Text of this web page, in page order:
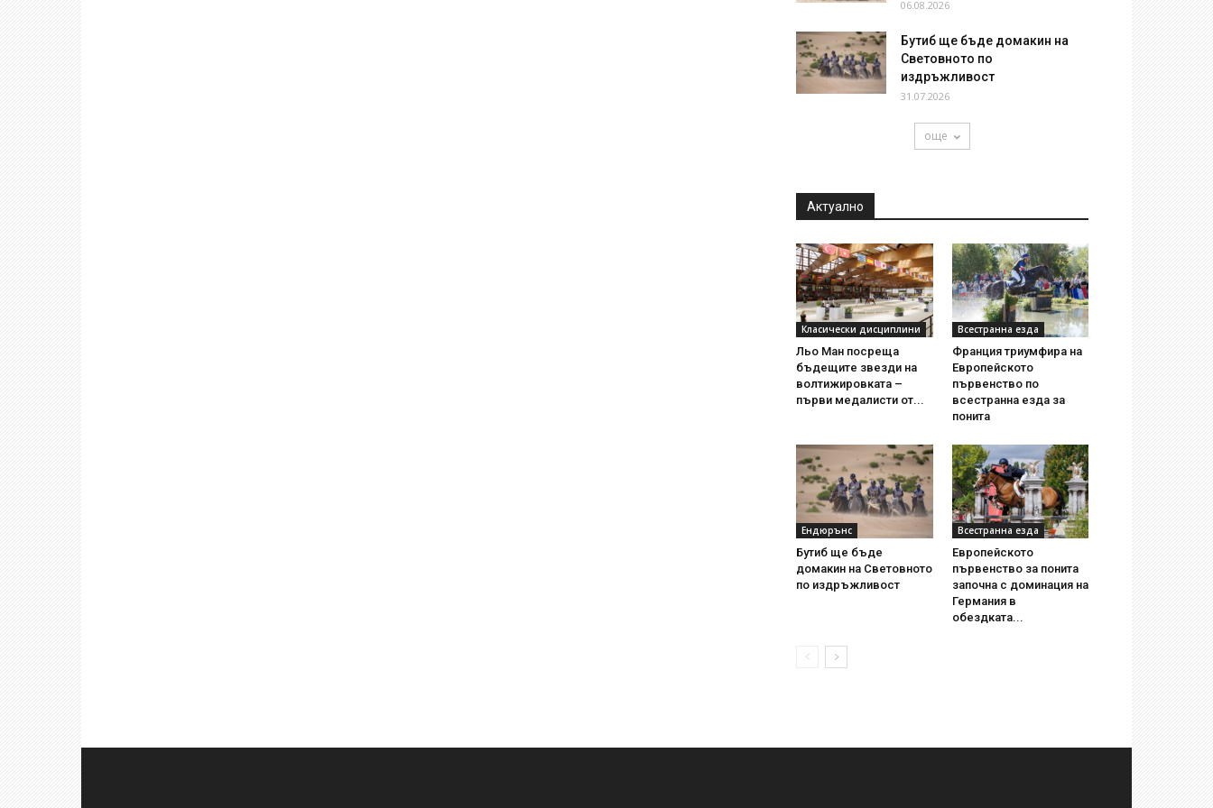
06.08.2026
Бутиб ще бъде домакин на
Световното по
издръжливост
31.07.2026
още
Актуално
Класически дисциплини
Льо Ман посреща
бъдещите звезди на
волтижировката –
първи медалисти от...
Всестранна езда
Франция триумфира на
Европейското
първенство по
всестранна езда за
понита
Ендюрънс
Бутиб ще бъде
домакин на Световното
по издръжливост
Всестранна езда
Европейското
първенство за понита
започна с доминация на
Германия в
обездката...